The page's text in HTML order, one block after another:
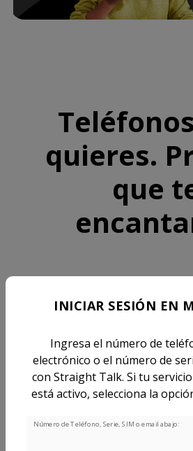
quieres.
que
INICIAR SESIÓN EN
Ingresa el número de
electrónico o el número de
con Straight Talk. Si tu
está activo, selecciona la
Número de Teléfono, Serie, SIM o email abajo: